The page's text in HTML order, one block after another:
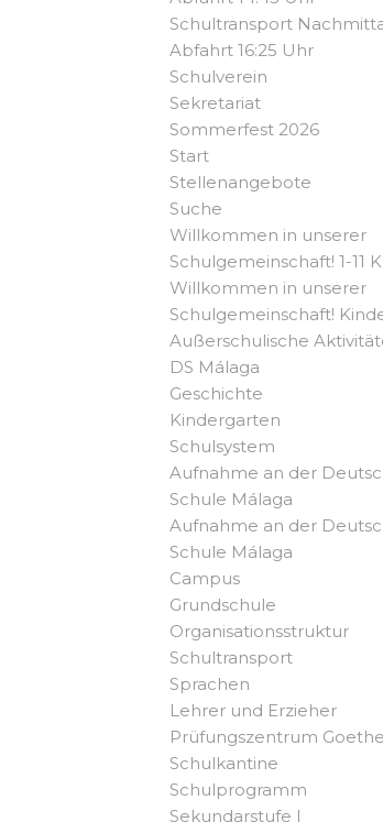
Schultransport
Abfahrt 16:25 Uhr
Schulverein
Sekretariat
Sommerfest 2026
Start
Stellenangebote
Suche
Willkommen in unserer
Schulgemeinschaft! 1-11
Willkommen in unserer
Schulgemeinschaft!
Außerschulische
DS Málaga
Geschichte
Kindergarten
Schulsystem
Aufnahme an der
Schule Málaga
Aufnahme an der
Schule Málaga
Campus
Grundschule
Organisationsstruktur
Schultransport
Sprachen
Lehrer und Erzieher
Prüfungszentrum
Schulkantine
Schulprogramm
Sekundarstufe I